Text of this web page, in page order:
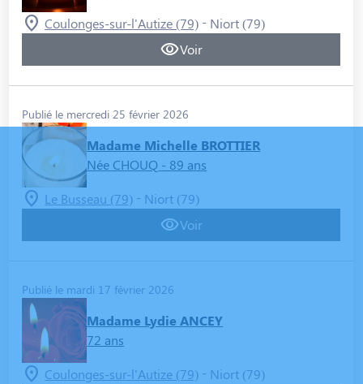
Coulonges-sur-l'Autize (79) - Niort (79)
Voir
Publié le mercredi 25 février 2026
Madame Michelle BROTTIER
Née CHOUQ - 89 ans
Le Busseau (79) - Niort (79)
Voir
Publié le mardi 17 février 2026
Madame Lydie ANCEY
72 ans
Coulonges-sur-l'Autize (79) - Niort (79)